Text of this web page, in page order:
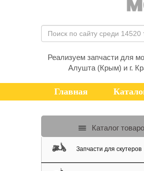
Реализуем запчасти для
Алушта (Крым) и г.
Главная
Каталог
Запчасти для скутеров